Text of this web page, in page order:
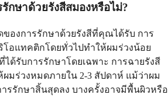
กษาด้วยรังสีสมองหรือไม่?
องการรักษาด้วยรังสีที่คุณได้รับ การ
โอแทคติกโดยทั่วไปทำให้ผมร่วงน้อย
ด้รับการรักษาโดยเฉพาะ การฉายรังสี
มร่วงหมดภายใน 2-3 สัปดาห์ แม้ว่าผม
รรักษาสิ้นสุดลง บางครั้งอาจมีพื้นผิวหรือ